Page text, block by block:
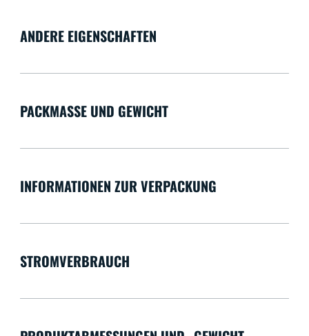
ANDERE EIGENSCHAFTEN
PACKMASSE UND GEWICHT
INFORMATIONEN ZUR VERPACKUNG
STROMVERBRAUCH